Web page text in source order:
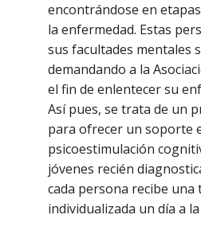
encontrándose en
la enfermedad. Estas
sus facultades mentales
demandando a la
el fin de enlentecer su
Así pues, se trata de un
para ofrecer un soporte
psicoestimulación
jóvenes recién
cada persona recibe una
individualizada un día a